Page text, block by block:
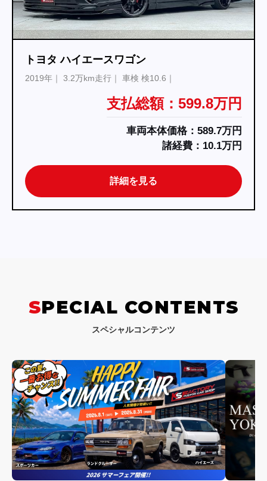
トヨタ ハイエースワゴン
2019年 3.2万km走行 車検 検10.6
支払総額：599.8万円
車両本体価格：589.7万円
諸経費：10.1万円
詳細を見る
SPECIAL CONTENTS
スペシャルコンテンツ